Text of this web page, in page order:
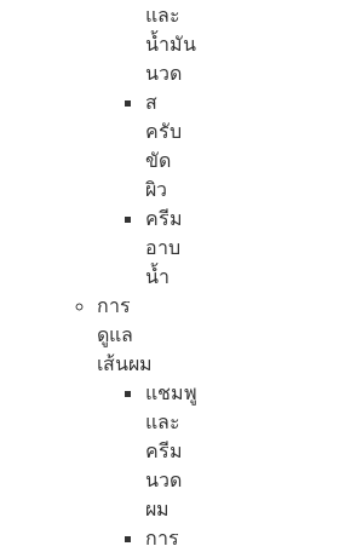
และ
น้ำมัน
นวด
ส
ครับ
ขัด
ผิว
ครีม
อาบ
น้ำ
การ
ดูแล
เส้นผม
แชมพู
และ
ครีม
นวด
ผม
การ